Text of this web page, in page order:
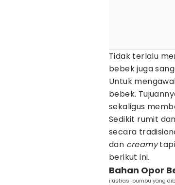
Tidak terlalu
bebek juga
Untuk
bebek.
sekaligus
Sedikit rumit
secara
dan creamytapi
berikut ini.
Bahan Opor
ilustrasi bumbu yang